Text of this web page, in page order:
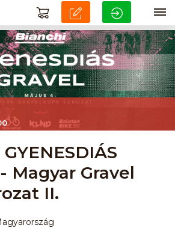
Magyar Gravel
II.